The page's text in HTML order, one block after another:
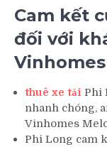
Cam kết
đối với
thuê xe tải Phi
nhanh chóng,
Vinhomes
Phi Long cam